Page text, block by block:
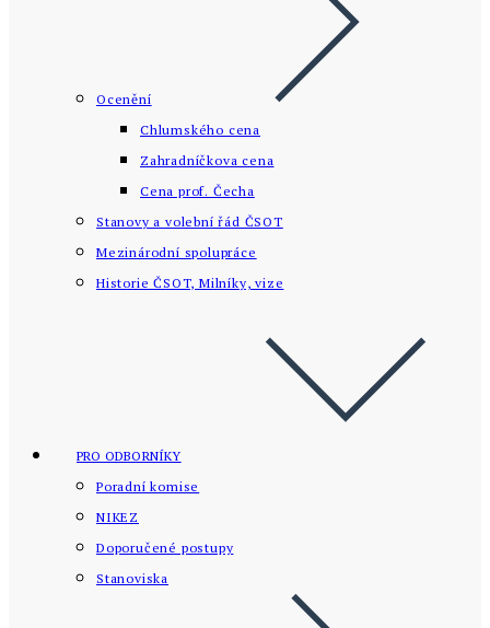
Ocenění
Chlumského cena
Zahradníčkova cena
Cena prof. Čecha
Stanovy a volební řád ČSOT
Mezinárodní spolupráce
Historie ČSOT, Milníky, vize
PRO ODBORNÍKY
Poradní komise
NIKEZ
Doporučené postupy
Stanoviska